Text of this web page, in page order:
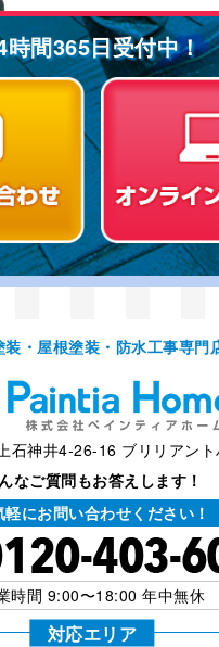
時間365⽇受付中！
装・屋根塗装・防⽔⼯事専⾨
石神井4-26-16 ブリリアン
なご質問もお答えします！
軽にお問い合わせください！
時間 9:00〜18:00 年中無休
対応エリア